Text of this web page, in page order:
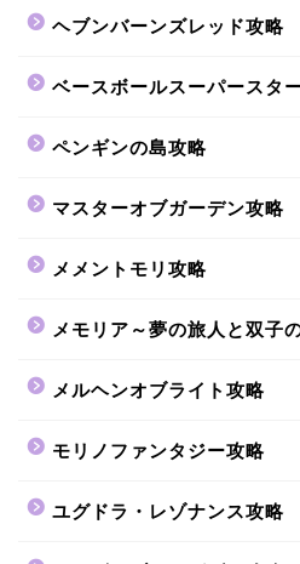
ヘブンバーンズレッド攻略
ベースボールスーパースタ
ペンギンの島攻略
マスターオブガーデン攻略
メメントモリ攻略
メモリア～夢の旅人と双子
メルヘンオブライト攻略
モリノファンタジー攻略
ユグドラ・レゾナンス攻略